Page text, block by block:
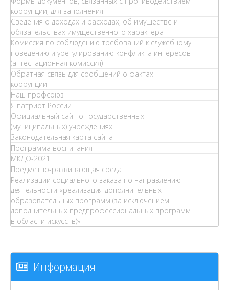
коррупции, для заполнения
Сведения о доходах и расходах, об имуществе и
обязательствах имущественного характера
Комиссия по соблюдению требований к служебному
поведению и урегулированию конфликта интересов
(аттестационная комиссия)
Обратная связь для сообщений о фактах
коррупции
Наш профсоюз
Я патриот России
Официальный сайт о государственных
(муниципальных) учреждениях
Законодательная карта сайта
Программа воспитания
МКДО-2021
Предметно-развивающая среда
Реализации социального заказа по направлению
деятельности «реализация дополнительных
образовательных программ (за исключением
дополнительных предпрофессиональных программ
в области искусств)»
Информация